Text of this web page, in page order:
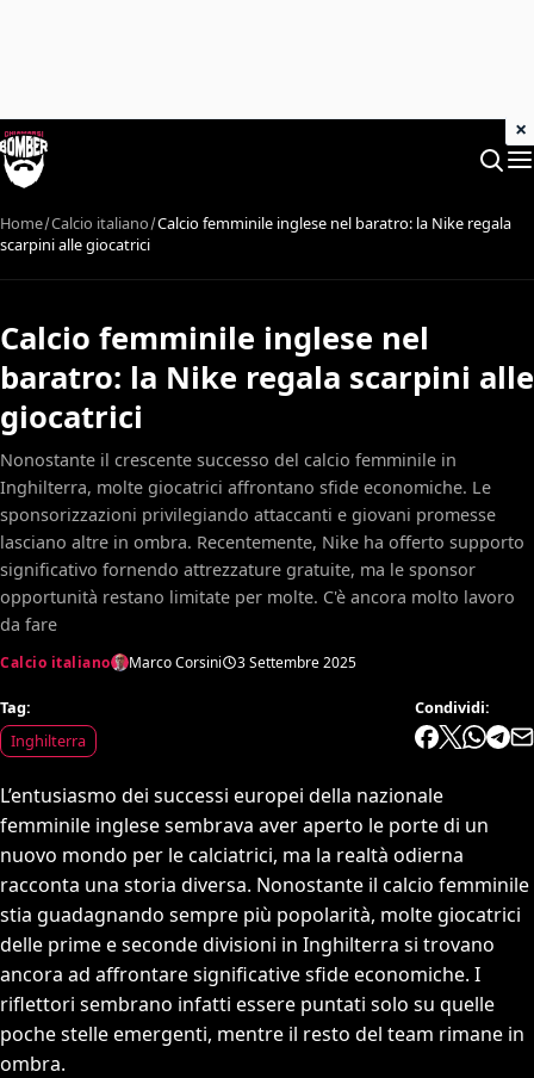
Home Calcio italiano Calcio femminile inglese nel baratro: la Nike regala
scarpini alle giocatrici
Calcio femminile inglese nel
baratro: la Nike regala scarpini alle
giocatrici
Nonostante il crescente successo del calcio femminile in
Inghilterra, molte giocatrici affrontano sfide economiche. Le
sponsorizzazioni privilegiando attaccanti e giovani promesse
lasciano altre in ombra. Recentemente, Nike ha offerto supporto
significativo fornendo attrezzature gratuite, ma le sponsor
opportunità restano limitate per molte. C'è ancora molto lavoro
da fare
Calcio italiano Marco Corsini 3 Settembre 2025
Tag:
Inghilterra
Condividi:
L’entusiasmo dei successi europei della nazionale
femminile inglese sembrava aver aperto le porte di un
nuovo mondo per le calciatrici, ma la realtà odierna
racconta una storia diversa. Nonostante il calcio femminile
stia guadagnando sempre più popolarità, molte giocatrici
delle prime e seconde divisioni in Inghilterra si trovano
ancora ad affrontare significative sfide economiche. I
riflettori sembrano infatti essere puntati solo su quelle
poche stelle emergenti, mentre il resto del team rimane in
ombra.
×